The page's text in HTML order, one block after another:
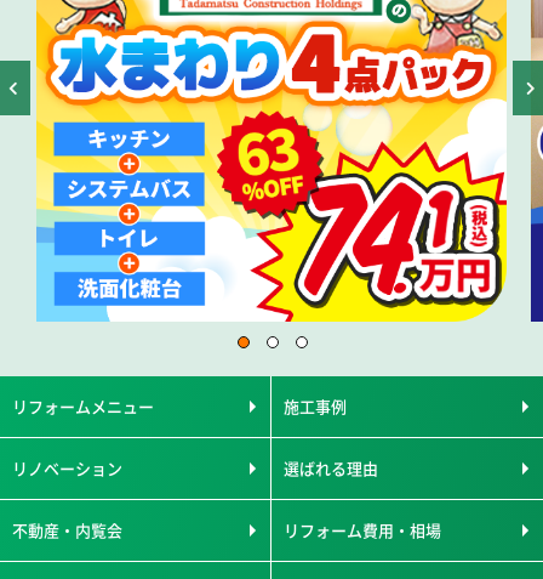
リフォームメニュー 施工事例
リノベーション 選ばれる理由
不動産・内覧会 リフォーム費用・相場